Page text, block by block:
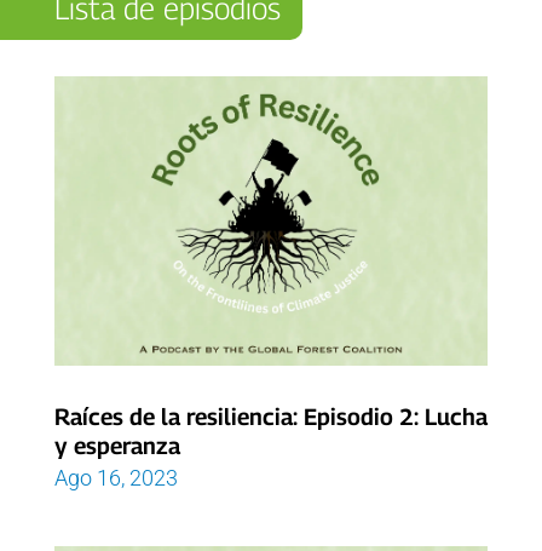
Lista de episodios
Raíces de la resiliencia: Episodio 2: Lucha
y esperanza
Ago 16, 2023